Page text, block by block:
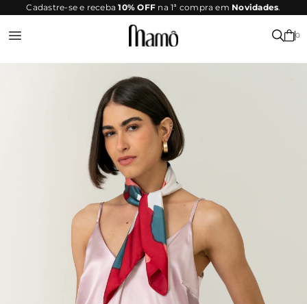
SITE
SEGURO
Cadastre-se e receba10% OFF na 1ª compra em Novidades.
0